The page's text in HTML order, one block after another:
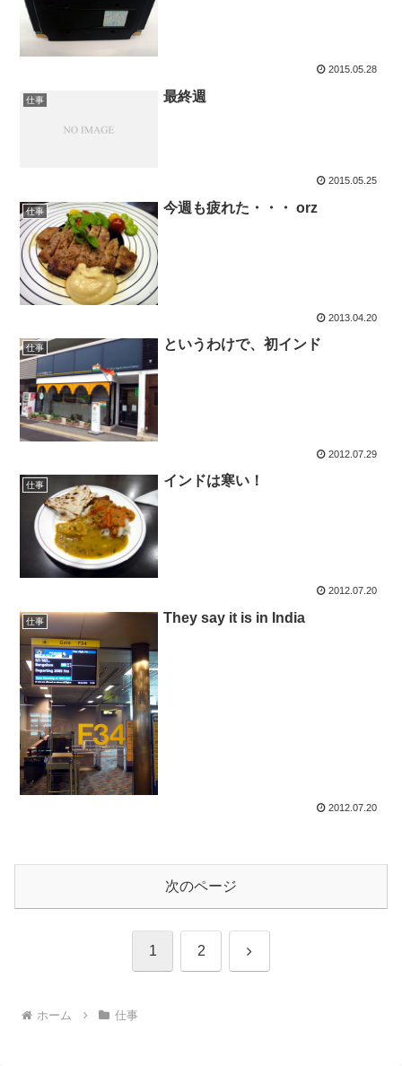
2015.05.28
仕事 最終週
2015.05.25
仕事 今週も疲れた・・・ orz
2013.04.20
仕事 というわけで、初インド
2012.07.29
仕事 インドは寒い！
2012.07.20
仕事 They say it is in India
2012.07.20
次のページ
1 2 次
ホーム 仕事